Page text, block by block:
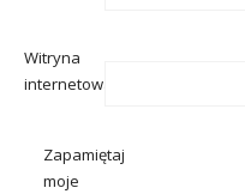
Witryna
internetowa
Zapamiętaj
moje